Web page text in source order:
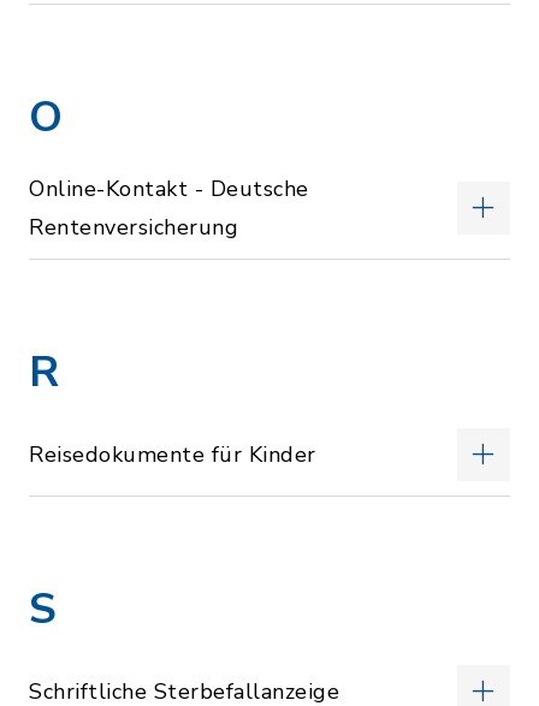
O
Online-Kontakt - Deutsche
Rentenversicherung
R
Reisedokumente für Kinder
S
Schriftliche Sterbefallanzeige